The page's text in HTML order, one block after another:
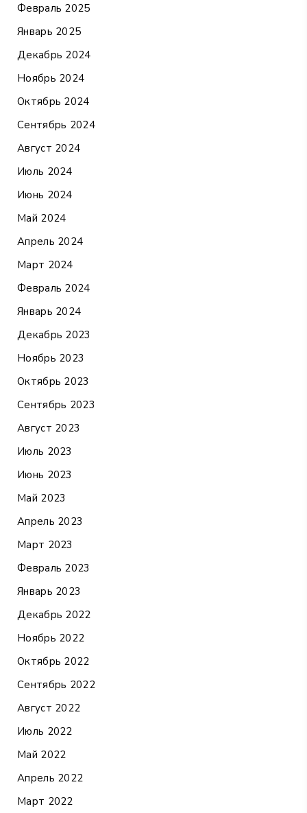
Февраль 2025
Январь 2025
Декабрь 2024
Ноябрь 2024
Октябрь 2024
Сентябрь 2024
Август 2024
Июль 2024
Июнь 2024
Май 2024
Апрель 2024
Март 2024
Февраль 2024
Январь 2024
Декабрь 2023
Ноябрь 2023
Октябрь 2023
Сентябрь 2023
Август 2023
Июль 2023
Июнь 2023
Май 2023
Апрель 2023
Март 2023
Февраль 2023
Январь 2023
Декабрь 2022
Ноябрь 2022
Октябрь 2022
Сентябрь 2022
Август 2022
Июль 2022
Май 2022
Апрель 2022
Март 2022